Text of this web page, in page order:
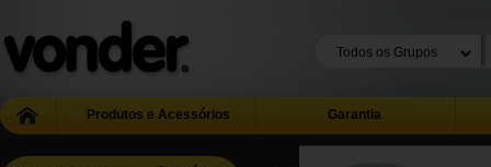
Produtos e Acessórios Garantia